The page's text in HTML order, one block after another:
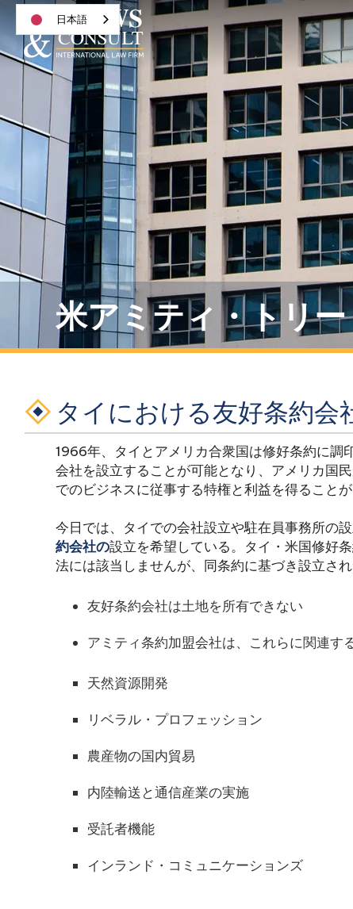
米アミティ・トリ
タイにおける友好条約会
1966年、タイとアメリカ合衆国は修好条約に調
会社を設立することが可能となり、アメリカ国
でのビジネスに従事する特権と利益を得ることが
今日では、タイでの会社設立や駐在員事務所の
約会社の設立を希望している。タイ・米国修好
法には該当しませんが、同条約に基づき設立さ
友好条約会社は土地を所有できない
アミティ条約加盟会社は、これらに関連す
天然資源開発
リベラル・プロフェッション
農産物の国内貿易
内陸輸送と通信産業の実施
受託者機能
インランド・コミュニケーションズ
日本語